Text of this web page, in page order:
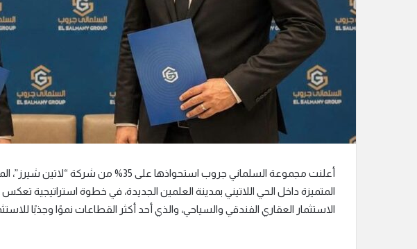
أعلنت مجموعة السلماني جروب استحواذها على
المتميزة داخل الحي اللاتيني بمدينة العلمين الجديدة، في خطوة استراتيجية
الاستثمار العقاري الفندقي والسياحي، والذي أحد أكثر القطاعات نموًا وجذبًا